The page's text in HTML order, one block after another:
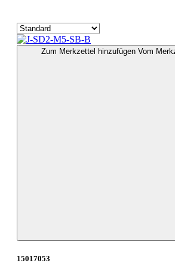
Zum Merkzettel hinzufügen Vom
15017053